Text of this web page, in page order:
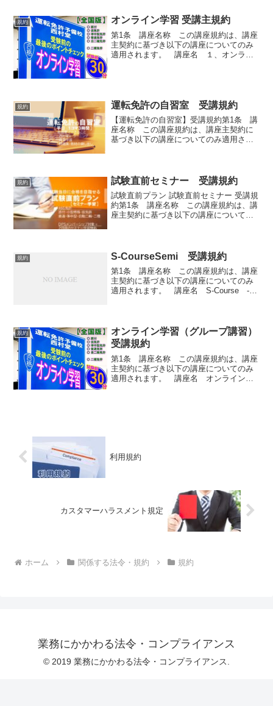
規約 オンライン学習 受講主規約
第1条 講座名称 この講座規約は、講座
主契約に基づき以下の講座についてのみ
適用されます。 講座名 １、オンライ
規約 運転免許の自習室 受講規約
【運転免許の自習室】受講規約第1条 講
座名称 この講座規約は、講座主契約に
基づき以下の講座についてのみ適用され
されています。原付免許...
規約 試験直前セミナー 受講規約
試験直前プラン 試験直前セミナー 受講規
約第1条 講座名称 この講座規約は、講
座主契約に基づき以下の講座についての
のみ提供されてい...
規約 S-CourseSemi 受講規約
第1条 講座名称 この講座規約は、講座
主契約に基づき以下の講座についてのみ
適用されます。 講座名 S-Course -
車 自...
規約
オンライン学習（グループ講習）
受講規約
第1条 講座名称 この講座規約は、講座
主契約に基づき以下の講座についてのみ
適用されます。 講座名 オンライン学
利用規約
カスタマーハラスメント規定
ホーム 関係する法令・規約 規約
業務にかかわる法令・コンプライアンス
© 2019 業務にかかわる法令・コンプライアンス.